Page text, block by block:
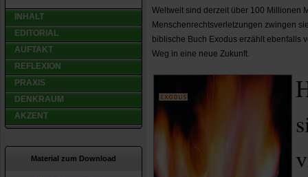
INHALT
EDITORIAL
AUFTAKT
REFLEXION
PRAXIS
DENKRAUM
AKZENT
Material zum Download
Weltweit sind derzeit über 100 Millionen
Menschenrechtsverletzungen zwingen
biblische Buch Exodus erzählt ebenfalls
Weg in eine neue Zukunft.